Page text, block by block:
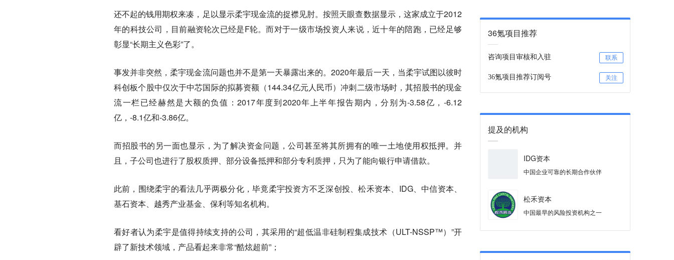
还不起的钱用期权来凑，足以显示柔宇现金流的捉襟见肘。按照天眼查数据显示，这家成立于2012
年的科技公司，目前融资轮次已经是F轮。而对于一级市场投资人来说，近十年的陪跑，已经足够
彰显“长期主义色彩”了。
事发并非突然，柔宇现金流问题也并不是第一天暴露出来的。2020年最后一天，当柔宇试图以彼时
科创板个股中仅次于中芯国际的拟募资额（144.34亿元人民币）冲刺二级市场时，其招股书的现金
流一栏已经赫然是大额的负值：2017年度到2020年上半年报告期内，分别为-3.58亿，-6.12
亿，-8.1亿和-3.86亿。
而招股书的另一面也显示，为了解决资金问题，公司甚至将其所拥有的唯一土地使用权抵押。并
且，子公司也进行了股权质押、部分设备抵押和部分专利质押，只为了能向银行申请借款。
此前，围绕柔宇的看法几乎两极分化，毕竟柔宇投资方不乏深创投、松禾资本、IDG、中信资本、
基石资本、越秀产业基金、保利等知名机构。
看好者认为柔宇是值得持续支持的公司，其采用的“超低温非硅制程集成技术（ULT-NSSP™）”开
辟了新技术领域，产品看起来非常“酷炫超前”；
36氪项目推荐
咨询项目审核和入驻 联系
36氪项目推荐订阅号 关注
提及的机构
IDG资本
中国企业可靠的长期合作伙伴
松禾资本
中国最早的风险投资机构之一